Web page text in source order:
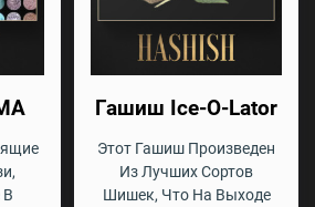
В
Гашиш Ice-O-Lator
Этот Гашиш Произведен
Из Лучших Сортов
Шишек, Что На Выходе